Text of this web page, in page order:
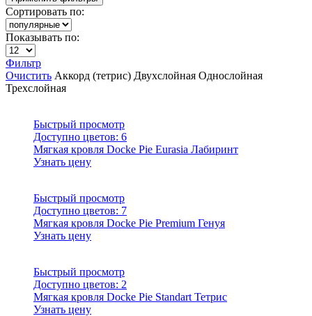
Сортировать по:
Показывать по:
Фильтр
Очистить Аккорд (тетрис) Двухслойная Однослойная
Трехслойная
Быстрый просмотр
Доступно цветов: 6
Мягкая кровля Docke Pie Eurasia Лабиринт
Узнать цену
Быстрый просмотр
Доступно цветов: 7
Мягкая кровля Docke Pie Premium Генуя
Узнать цену
Быстрый просмотр
Доступно цветов: 2
Мягкая кровля Docke Pie Standart Тетрис
Узнать цену